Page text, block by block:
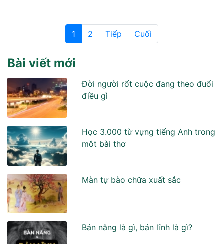
1 2 Tiếp Cuối
Bài viết mới
Đời người rốt cuộc đang theo đuổi
điều gì
Học 3.000 từ vựng tiếng Anh trong
môt bài thơ
Màn tự bào chữa xuất sắc
Bản năng là gì, bản lĩnh là gì?